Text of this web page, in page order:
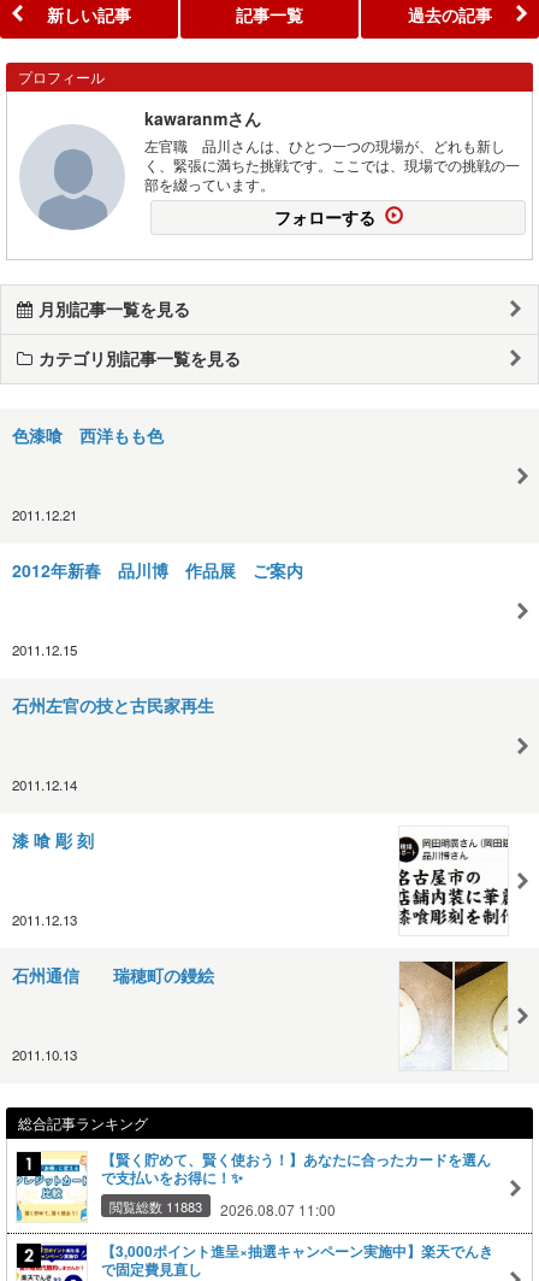
新しい記事 記事一覧 過去の記事
プロフィール
kawaranmさん
左官職 品川さんは、ひとつ一つの現場が、どれも新し
く、緊張に満ちた挑戦です。ここでは、現場での挑戦の一
部を綴っています。
フォローする
月別記事一覧を見る
カテゴリ別記事一覧を見る
色漆喰 西洋もも色
2011.12.21
2012年新春 品川博 作品展 ご案内
2011.12.15
石州左官の技と古民家再生
2011.12.14
漆 喰 彫 刻
2011.12.13
石州通信 瑞穂町の鏝絵
2011.10.13
総合記事ランキング
【賢く貯めて、賢く使おう！】あなたに合ったカードを選ん
で支払いをお得に！✨
閲覧総数 11883 2026.08.07 11:00
【3,000ポイント進呈×抽選キャンペーン実施中】楽天でんき
で固定費見直し